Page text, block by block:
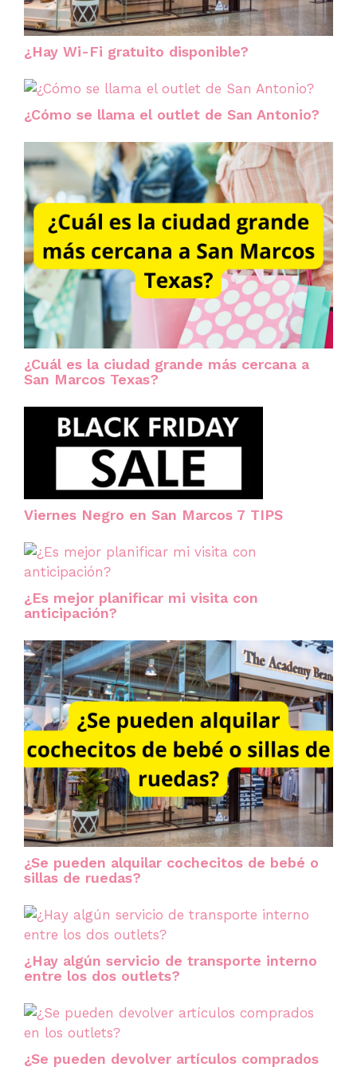
¿Hay Wi-Fi gratuito disponible?
¿Cómo se llama el outlet de San Antonio?
¿Cuál es la ciudad grande más cercana a
San Marcos Texas?
Viernes Negro en San Marcos 7 TIPS
¿Es mejor planificar mi visita con
anticipación?
¿Se pueden alquilar cochecitos de bebé o
sillas de ruedas?
¿Hay algún servicio de transporte interno
entre los dos outlets?
¿Se pueden devolver artículos comprados